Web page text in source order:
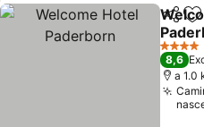
4 Estrelas
8,6
a 1.0